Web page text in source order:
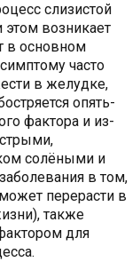
слизистой
возникает
в основном
часто
в желудке,
опять-
фактора и из-
солёными и
в том,
перерасти в
также
для